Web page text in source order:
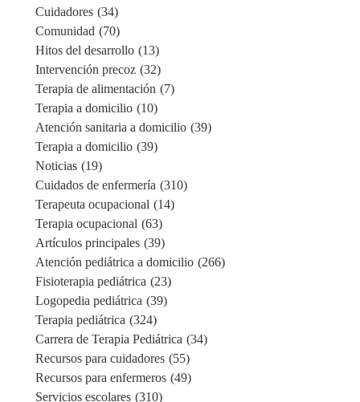
Cuidadores (34)
Comunidad (70)
Hitos del desarrollo (13)
Intervención precoz (32)
Terapia de alimentación (7)
Terapia a domicilio (10)
Atención sanitaria a domicilio (39)
Terapia a domicilio (39)
Noticias (19)
Cuidados de enfermería (310)
Terapeuta ocupacional (14)
Terapia ocupacional (63)
Artículos principales (39)
Atención pediátrica a domicilio (266)
Fisioterapia pediátrica (23)
Logopedia pediátrica (39)
Terapia pediátrica (324)
Carrera de Terapia Pediátrica (34)
Recursos para cuidadores (55)
Recursos para enfermeros (49)
Servicios escolares (310)